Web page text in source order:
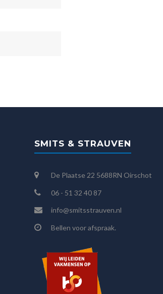
SMITS & STRAUVEN
De Plaatse 22 5688RN Oirschot
06 - 51 32 40 87
info@smitsstrauven.nl
Bellen voor afspraak.